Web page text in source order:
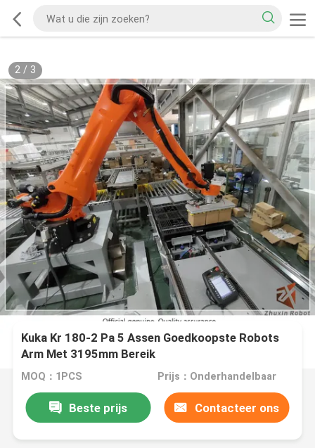
2/ 3
Kuka Kr 180-2 Pa 5 Assen Goedkoopste Robots
Arm Met 3195mm Bereik
MOQ：1PCS Prijs：Onderhandelbaar
Beste prijs Contacteer ons